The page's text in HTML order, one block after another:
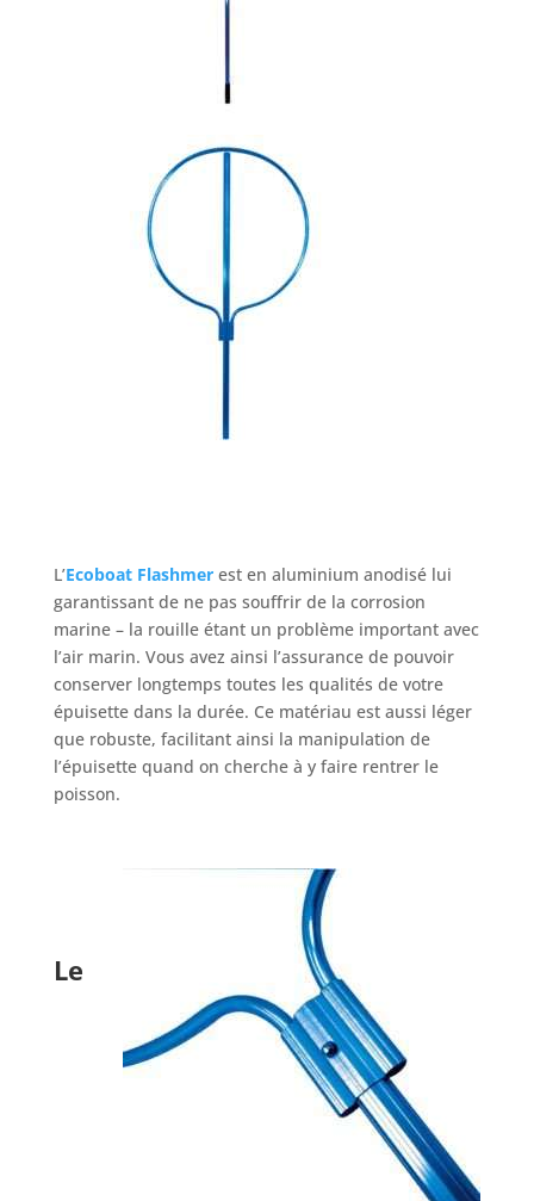
L’Ecoboat Flashmerest en aluminium anodisé lui
garantissant de ne pas souffrir de la corrosion
marine – la rouille étant un problème important avec
l’air marin. Vous avez ainsi l’assurance de pouvoir
conserver longtemps toutes les qualités de votre
épuisette dans la durée. Ce matériau est aussi léger
que robuste, facilitant ainsi la manipulation de
l’épuisette quand on cherche à y faire rentrer le
poisson.
Le